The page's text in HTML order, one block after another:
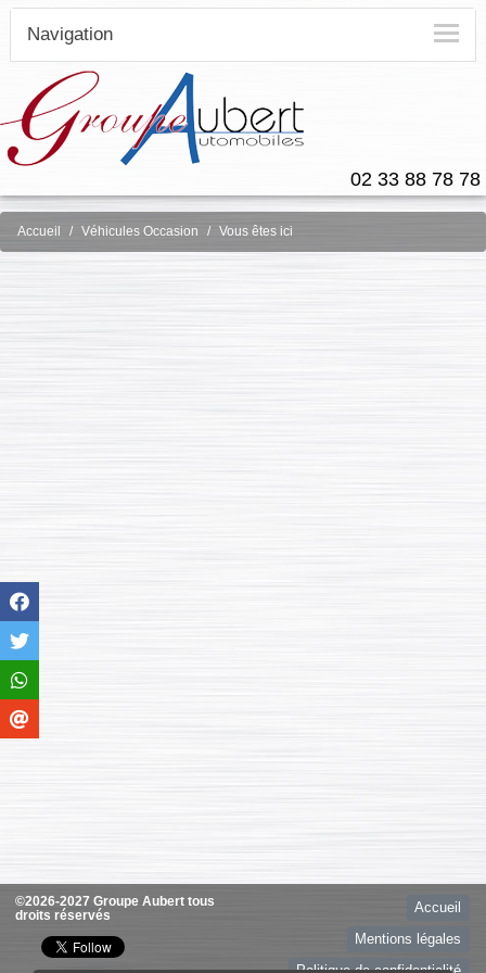
02 33 88 78 78
Navigation
Accueil Véhicules Occasion Vous êtes ici
©2026-2027 Groupe Aubert tous
droits réservés
Accueil
Mentions légales